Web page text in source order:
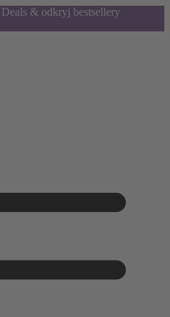
& odkryj bestsellery